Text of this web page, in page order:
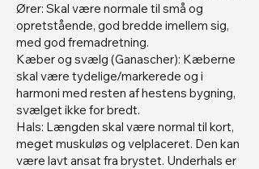
Ører: Skal være normale til små og
opretstående, god bredde imellem sig,
med god fremadretning.
Kæber og svælg (Ganascher): Kæberne
skal være tydelige/markerede og i
harmoni med resten af hestens bygning,
svælget ikke for bredt.
Hals: Længden skal være normal til kort,
meget muskuløs og velplaceret. Den kan
være lavt ansat fra brystet. Underhals er